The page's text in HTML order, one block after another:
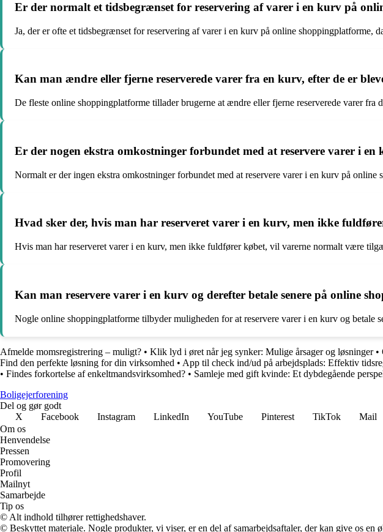
Er der normalt et tidsbegrænset for reservering af varer i en kurv på
Ja, der er ofte et tidsbegrænset for reservering af varer i en kurv på online shoppingplatforme,
Kan man ændre eller fjerne reserverede varer fra en kurv, efter de er
De fleste online shoppingplatforme tillader brugerne at ændre eller fjerne reserverede varer fra
Er der nogen ekstra omkostninger forbundet med at reservere varer i
Normalt er der ingen ekstra omkostninger forbundet med at reservere varer i en kurv på
Hvad sker der, hvis man har reserveret varer i en kurv, men ikke
Hvis man har reserveret varer i en kurv, men ikke fuldfører købet, vil varerne normalt være
Kan man reservere varer i en kurv og derefter betale senere på online
Nogle online shoppingplatforme tilbyder muligheden for at reservere varer i en kurv og
Afmelde momsregistrering – muligt? • Klik lyd i øret når jeg synker: Mulige årsager og løsninger•
Find den perfekte løsning for din virksomhed • App til check ind/ud på arbejdsplads: Effektiv
• Findes forkortelse af enkeltmandsvirksomhed? • Samleje med gift kvinde: Et dybdegående
Boligejerforening
Del og gør godt
X
Facebook Instagram LinkedIn YouTube Pinterest TikTok Mail
Om os
Henvendelse
Pressen
Promovering
Profil
Mailnyt
Samarbejde
Tip os
© Alt indhold tilhører rettighedshaver.
© Beskyttet materiale. Nogle produkter, vi viser, er en del af samarbejdsaftaler, der kan give os en